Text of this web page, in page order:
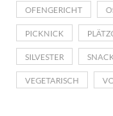
OFENGERICHT
PICKNICK
SILVESTER SNACK
VEGETARISCH